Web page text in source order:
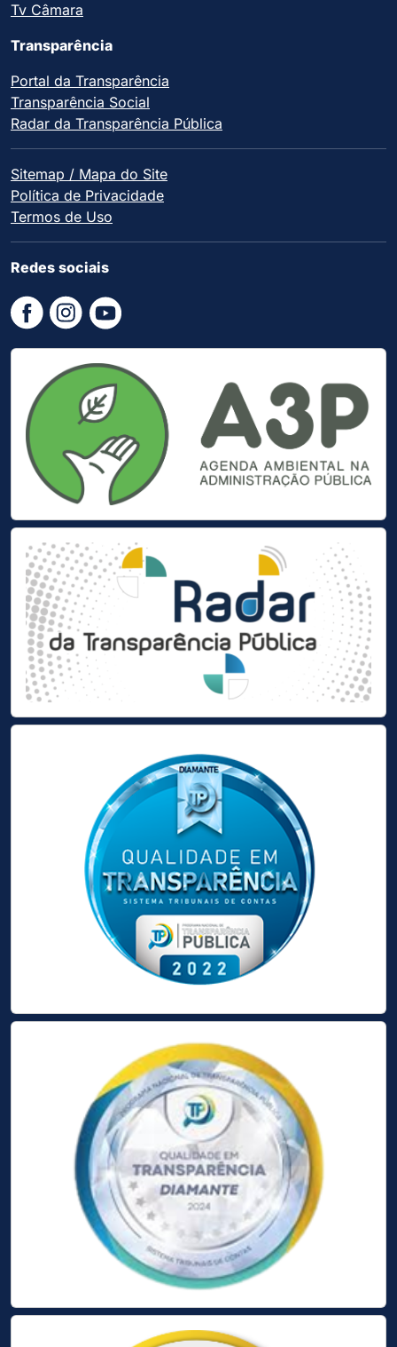
Tv Câmara
Transparência
Portal da Transparência
Transparência Social
Radar da Transparência Pública
Sitemap / Mapa do Site
Política de Privacidade
Termos de Uso
Redes sociais